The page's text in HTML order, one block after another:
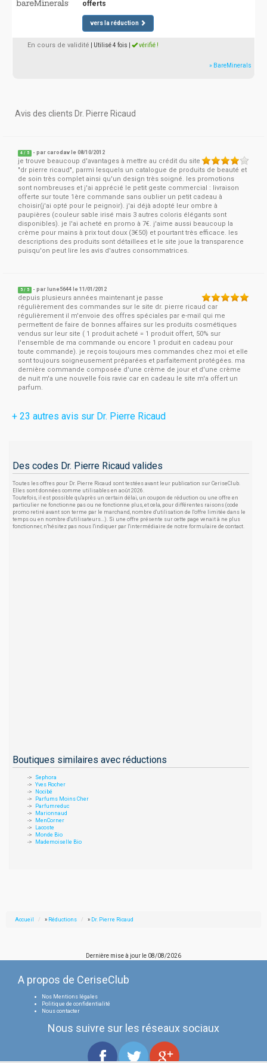
offerts
vers la réduction
En cours de validité | Utilisé 4 fois vérifié !
» BareMinerals
Avis des clients Dr. Pierre Ricaud
4 / 5 - parcarodav le 08/10/2012
je trouve beaucoup d'avantages à mettre au crédit du site
"dr pierre ricaud", parmi lesquels un catalogue de produits de beauté et
de soin très complet ainsi qu'un design très soigné. les promotions
sont nombreuses et j'ai apprécié le petit geste commercial : livraison
offerte sur toute 1ère commande sans oublier un petit cadeau à
choisir(j'ai opté pour le peignoir). j'ai déjà adopté leur ombre à
paupières (couleur sable irisé mais 3 autres coloris élégants sont
disponibles). je l'ai acheté en promo à 7€. j'aime aussi beaucoup la
crème pour mains à prix tout doux (3€50) et pourtant très efficace. les
descriptions des produits sont détaillees et le site joue la transparence
puisqu'on peut lire les avis d'autres consommatrices.
5 / 5 - par lune5644 le 11/01/2012
depuis plusieurs années maintenant je passe
régulièrement des commandes sur le site dr. pierre ricaud car
régulièrement il m'envoie des offres spéciales par e-mail qui me
permettent de faire de bonnes affaires sur les produits cosmétiques
vendus sur leur site ( 1 produit acheté = 1 produit offert, 50% sur
l'ensemble de ma commande ou encore 1 produit en cadeau pour
toute commande). je reçois toujours mes commandes chez moi et elle
sont toujours soigneusement préparées et parfaitement protégées. ma
dernière commande composée d'une crème de jour et d'une crème
de nuit m'a une nouvelle fois ravie car en cadeau le site m'a offert un
parfum.
+ 23 autres avis sur Dr. Pierre Ricaud
Des codes Dr. Pierre Ricaud valides
Toutes les offres pour Dr. Pierre Ricaud sont testées avant leur publication sur CeriseClub.
Elles sont données comme utilisables en août 2026.
Toutefois, il est possible qu'après un certain délai, un coupon de réduction ou une offre en
particulier ne fonctionne pas ou ne fonctionne plus, et cela, pour différentes raisons (code
promo retiré avant son terme par le marchand, nombre d'utilisation de l'offre limitée dans le
temps ou en nombre d'utilisateurs...). Si une offre présente sur cette page venait à ne plus
fonctionner, n'hésitez pas nous l'indiquer par l'intermédiaire de notre formulaire de contact.
Boutiques similaires avec réductions
Sephora
Yves Rocher
Nocibé
Parfums Moins Cher
Parfumreduc
Marionnaud
MenCorner
Lacoste
Monde Bio
Mademoiselle Bio
Accueil » Réductions » Dr. Pierre Ricaud
Dernière mise à jour le 08/08/2026
A propos de CeriseClub
Nos Mentions légales
Politique de confidentialité
Nous contacter
Nous suivre sur les réseaux sociaux